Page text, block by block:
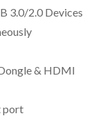
3.0/2.0 Devices
& HDMI
port